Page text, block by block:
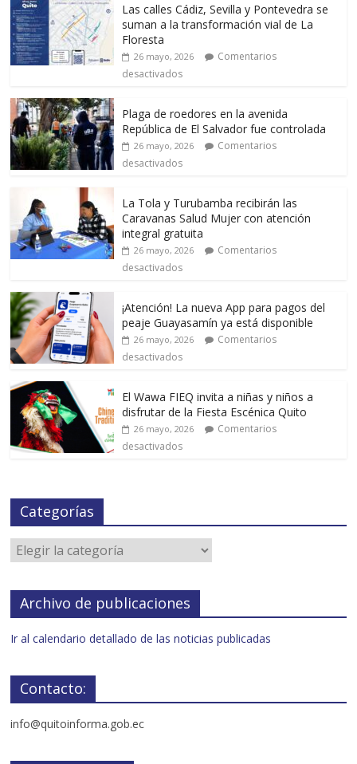
Las calles Cádiz, Sevilla y Pontevedra se
suman a la transformación vial de La
Floresta
26 mayo, 2026
Comentarios
desactivados
Plaga de roedores en la avenida
República de El Salvador fue controlada
26 mayo, 2026
Comentarios
desactivados
La Tola y Turubamba recibirán las
Caravanas Salud Mujer con atención
integral gratuita
26 mayo, 2026
Comentarios
desactivados
¡Atención! La nueva App para pagos del
peaje Guayasamín ya está disponible
26 mayo, 2026
Comentarios
desactivados
El Wawa FIEQ invita a niñas y niños a
disfrutar de la Fiesta Escénica Quito
26 mayo, 2026
Comentarios
desactivados
Categorías
Archivo de publicaciones
Ir al calendario detallado de las noticias publicadas
Contacto:
info@quitoinforma.gob.ec